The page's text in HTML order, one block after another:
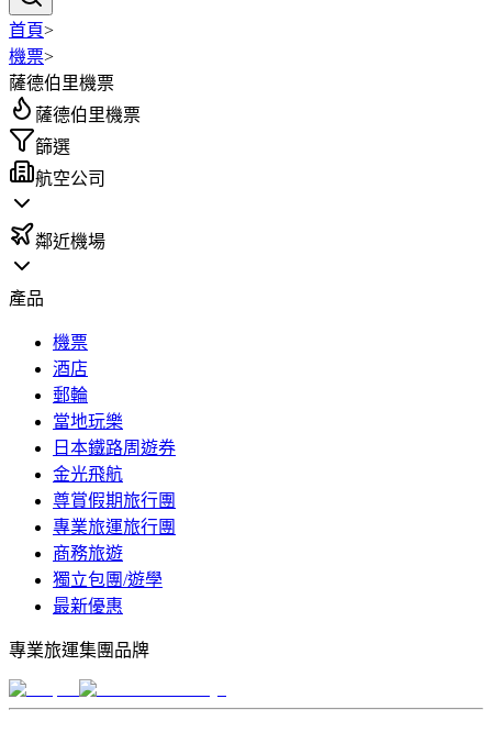
首頁>
機票>
薩德伯里機票
薩德伯里機票
篩選
航空公司
鄰近機場
產品
機票
酒店
郵輪
當地玩樂
日本鐵路周遊券
金光飛航
尊賞假期旅行團
專業旅運旅行團
商務旅遊
獨立包團/遊學
最新優惠
專業旅運集團品牌